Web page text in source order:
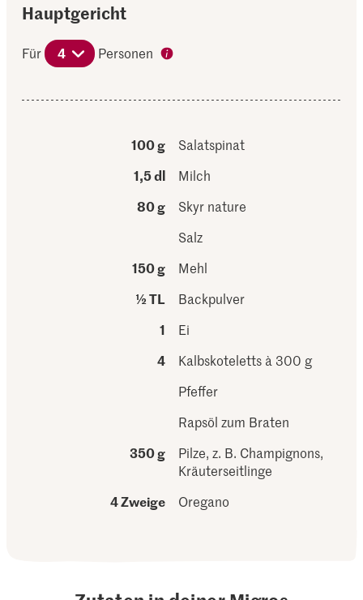
Hauptgericht
Für 4 Personen
100 g
Salatspinat
1,5 dl
Milch
80 g
Skyr nature
Salz
150 g
Mehl
½ TL
Backpulver
1
Ei
4
Kalbskoteletts à 300 g
Pfeffer
Rapsöl zum Braten
350 g
Pilze, z. B. Champignons,
Kräuterseitlinge
4 Zweige
Oregano